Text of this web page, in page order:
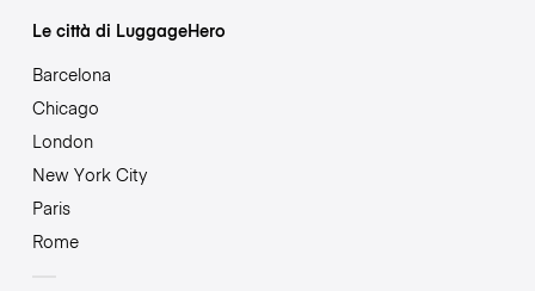
Le città di LuggageHero
Barcelona
Chicago
London
New York City
Paris
Rome